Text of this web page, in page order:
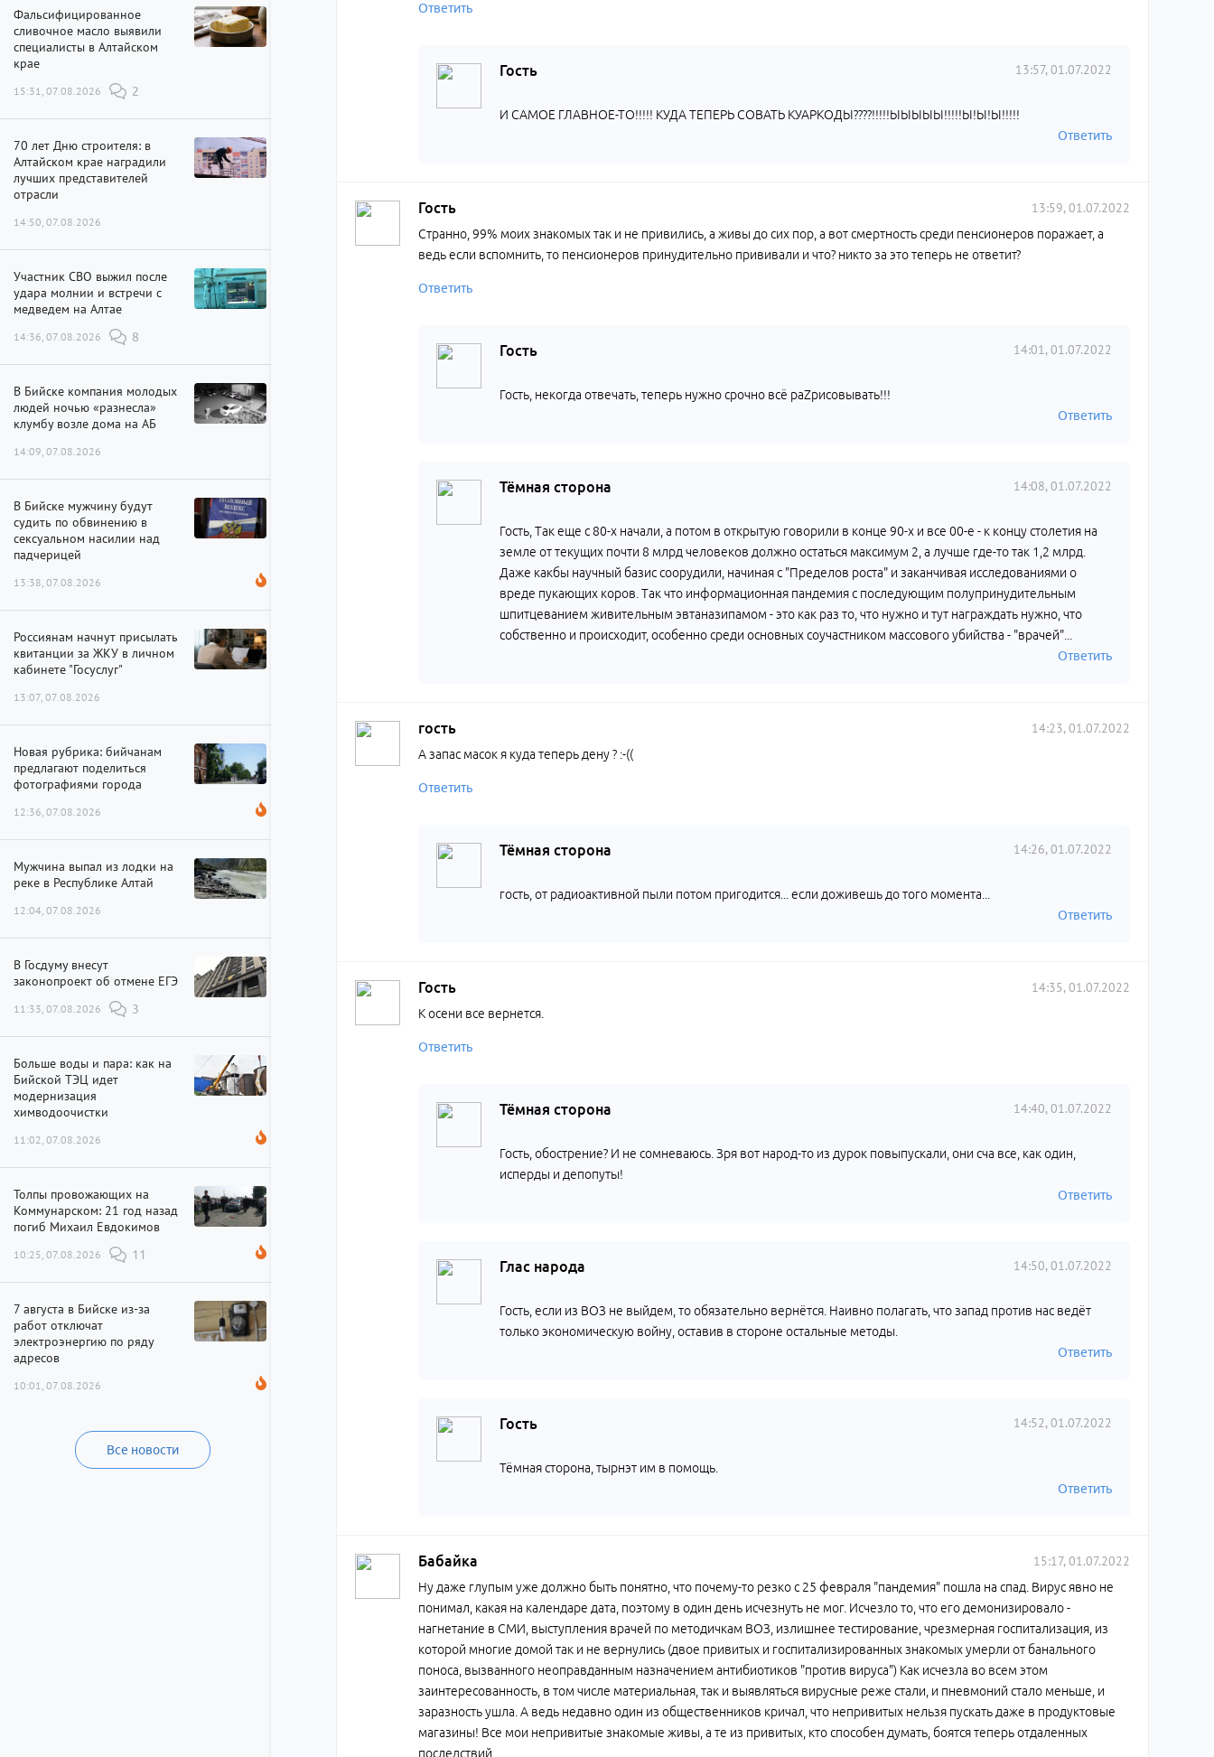
Фальсифицированное
сливочное масло выявили
специалисты в Алтайском
крае
15:31, 07.08.2026 2
70 лет Дню строителя: в
Алтайском крае наградили
лучших представителей
отрасли
14:50, 07.08.2026
Участник СВО выжил после
удара молнии и встречи с
медведем на Алтае
14:36, 07.08.2026 8
В Бийске компания молодых
людей ночью «разнесла»
клумбу возле дома на АБ
14:09, 07.08.2026
В Бийске мужчину будут
судить по обвинению в
сексуальном насилии над
падчерицей
13:38, 07.08.2026
Россиянам начнут присылать
квитанции за ЖКУ в личном
кабинете "Госуслуг"
13:07, 07.08.2026
Новая рубрика: бийчанам
предлагают поделиться
фотографиями города
12:36, 07.08.2026
Мужчина выпал из лодки на
реке в Республике Алтай
12:04, 07.08.2026
В Госдуму внесут
законопроект об отмене ЕГЭ
11:33, 07.08.2026 3
Больше воды и пара: как на
Бийской ТЭЦ идет
модернизация
химводоочистки
11:02, 07.08.2026
Толпы провожающих на
Коммунарском: 21 год назад
погиб Михаил Евдокимов
10:25, 07.08.2026 11
7 августа в Бийске из-за
работ отключат
электроэнергию по ряду
адресов
10:01, 07.08.2026
Все новости
Ответить
Гость 13:57, 01.07.2022
И САМОЕ ГЛАВНОЕ-ТО!!!!! КУДА ТЕПЕРЬ СОВАТЬ КУАРКОДЫ????!!!!!ЫЫЫЫЫ!!!!!Ы!Ы!Ы!!!!!
Ответить
Гость 13:59, 01.07.2022
Странно, 99% моих знакомых так и не привились, а живы до сих пор, а вот смертность среди пенсионеров поражает, а
ведь если вспомнить, то пенсионеров принудительно прививали и что? никто за это теперь не ответит?
Ответить
Гость 14:01, 01.07.2022
Гость, некогда отвечать, теперь нужно срочно всё раZрисовывать!!!
Ответить
Тёмная сторона 14:08, 01.07.2022
Гость, Так еще с 80-х начали, а потом в открытую говорили в конце 90-х и все 00-е - к концу столетия на
земле от текущих почти 8 млрд человеков должно остаться максимум 2, а лучше где-то так 1,2 млрд.
Даже какбы научный базис соорудили, начиная с "Пределов роста" и заканчивая исследованиями о
вреде пукающих коров. Так что информационная пандемия с последующим полупринудительным
шпитцеванием живительным эвтаназипамом - это как раз то, что нужно и тут награждать нужно, что
собственно и происходит, особенно среди основных соучастником массового убийства - "врачей"...
Ответить
гость 14:23, 01.07.2022
А запас масок я куда теперь дену ? :-((
Ответить
Тёмная сторона 14:26, 01.07.2022
гость, от радиоактивной пыли потом пригодится... если доживешь до того момента...
Ответить
Гость 14:35, 01.07.2022
К осени все вернется.
Ответить
Тёмная сторона 14:40, 01.07.2022
Гость, обострение? И не сомневаюсь. Зря вот народ-то из дурок повыпускали, они сча все, как один,
исперды и депопуты!
Ответить
Глас народа 14:50, 01.07.2022
Гость, если из ВОЗ не выйдем, то обязательно вернётся. Наивно полагать, что запад против нас ведёт
только экономическую войну, оставив в стороне остальные методы.
Ответить
Гость 14:52, 01.07.2022
Тёмная сторона, тырнэт им в помощь.
Ответить
Бабайка 15:17, 01.07.2022
Ну даже глупым уже должно быть понятно, что почему-то резко с 25 февраля "пандемия" пошла на спад. Вирус явно не
понимал, какая на календаре дата, поэтому в один день исчезнуть не мог. Исчезло то, что его демонизировало -
нагнетание в СМИ, выступления врачей по методичкам ВОЗ, излишнее тестирование, чрезмерная госпитализация, из
которой многие домой так и не вернулись (двое привитых и госпитализированных знакомых умерли от банального
поноса, вызванного неоправданным назначением антибиотиков "против вируса") Как исчезла во всем этом
заинтересованность, в том числе материальная, так и выявляться вирусные реже стали, и пневмоний стало меньше, и
заразность ушла. А ведь недавно один из общественников кричал, что непривитых нельзя пускать даже в продуктовые
магазины! Все мои непривитые знакомые живы, а те из привитых, кто способен думать, боятся теперь отдаленных
последствий.